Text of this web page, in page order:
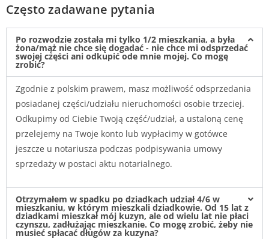
Często zadawane pytania
Po rozwodzie została mi tylko 1/2 mieszkania, a była
żona/mąż nie chce się dogadać - nie chce mi odsprzedać
swojej części ani odkupić ode mnie mojej. Co mogę
zrobić?
Zgodnie z polskim prawem, masz możliwość odsprzedania
posiadanej części/udziału nieruchomości osobie trzeciej.
Odkupimy od Ciebie Twoją część/udział, a ustaloną cenę
przelejemy na Twoje konto lub wypłacimy w gotówce
jeszcze u notariusza podczas podpisywania umowy
sprzedaży w postaci aktu notarialnego.
Otrzymałem w spadku po dziadkach udział 4/6 w
mieszkaniu, w którym mieszkali dziadkowie. Od 15 lat z
dziadkami mieszkał mój kuzyn, ale od wielu lat nie płaci
czynszu, zadłużając mieszkanie. Co mogę zrobić, żeby nie
musieć spłacać długów za kuzyna?